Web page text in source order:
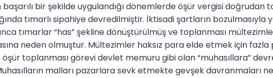
başarılı bir şekilde uygulandığı dönemlerde öşür vergisi
tımarlı sipahiye devredilmiştir. İktisadi şartların
tımarlar “has” şekline dönüştürülmüş ve toplanması
neden olmuştur. Mültezimler haksız para elde etmek için
toplanması görevi devlet memuru gibi olan “muhasıllara”
malları pazarlara sevk etmekte gevşek davranmaları